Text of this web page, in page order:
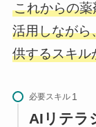
これからの
活用しながら
供するスキル
必要スキル
AIリテラ